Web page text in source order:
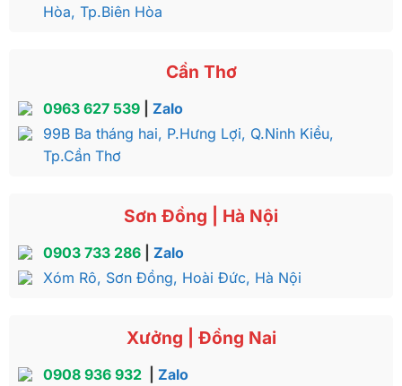
Hòa, Tp.Biên Hòa
Cần Thơ
0963 627 539| Zalo
99B Ba tháng hai, P.Hưng Lợi, Q.Ninh Kiều,
Tp.Cần Thơ
Sơn Đồng | Hà Nội
0903 733 286| Zalo
Xóm Rô, Sơn Đồng, Hoài Đức, Hà Nội
Xưởng | Đồng Nai
0908 936 932
Zalo